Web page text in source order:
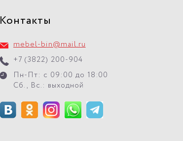
Контакты
mebel-bin@mail.ru
+7 (3822) 200-904
Пн-Пт: с 09:00 до 18:00
Сб., Вс.: выходной